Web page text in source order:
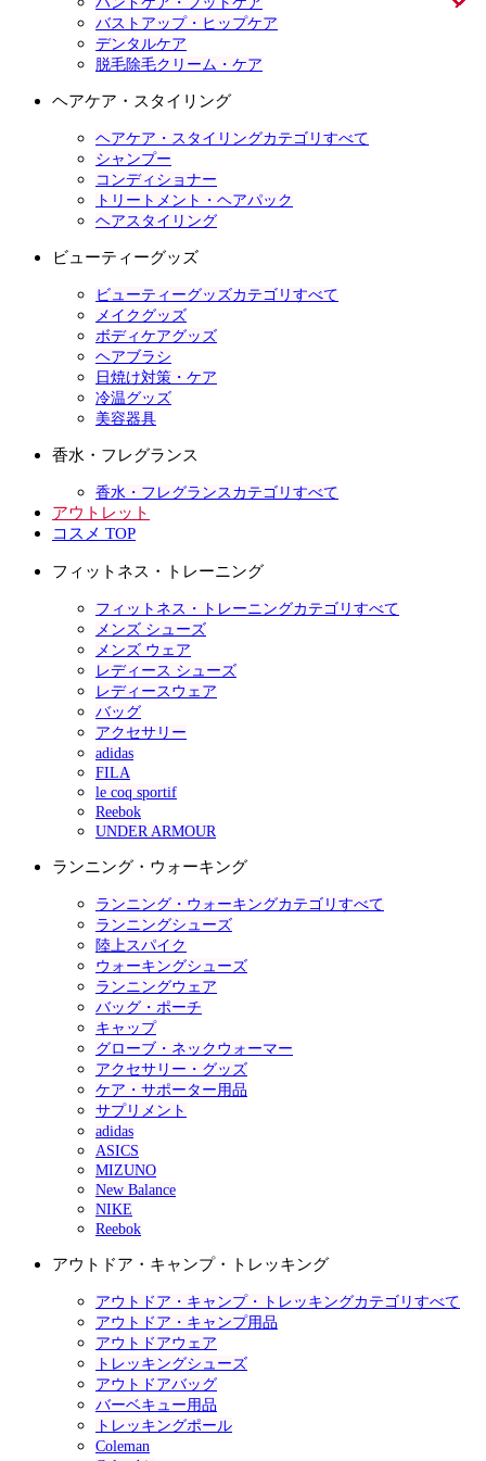
バストアップ・ヒップケア
デンタルケア
脱毛除毛クリーム・ケア
ヘアケア・スタイリング
ヘアケア・スタイリングカテゴリすべて
シャンプー
コンディショナー
トリートメント・ヘアパック
ヘアスタイリング
ビューティーグッズ
ビューティーグッズカテゴリすべて
メイクグッズ
ボディケアグッズ
ヘアブラシ
日焼け対策・ケア
冷温グッズ
美容器具
香水・フレグランス
香水・フレグランスカテゴリすべて
アウトレット
コスメ TOP
フィットネス・トレーニング
フィットネス・トレーニングカテゴリすべて
メンズ シューズ
メンズ ウェア
レディース シューズ
レディースウェア
バッグ
アクセサリー
adidas
FILA
le coq sportif
Reebok
UNDER ARMOUR
ランニング・ウォーキング
ランニング・ウォーキングカテゴリすべて
ランニングシューズ
陸上スパイク
ウォーキングシューズ
ランニングウェア
バッグ・ポーチ
キャップ
グローブ・ネックウォーマー
アクセサリー・グッズ
ケア・サポーター用品
サプリメント
adidas
ASICS
MIZUNO
New Balance
NIKE
Reebok
アウトドア・キャンプ・トレッキング
アウトドア・キャンプ・トレッキングカテゴリすべて
アウトドア・キャンプ用品
アウトドアウェア
トレッキングシューズ
アウトドアバッグ
バーベキュー用品
トレッキングポール
Coleman